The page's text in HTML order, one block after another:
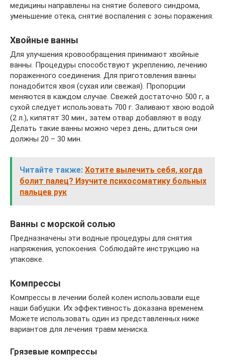
медицины направлены на снятие болевого синдрома,
уменьшение отека, снятие воспаления с зоны поражения.
Хвойные ванны
Для улучшения кровообращения принимают хвойные
ванны. Процедуры способствуют укреплению, лечению
пораженного соединения. Для приготовления ванны
понадобится хвоя (сухая или свежая). Пропорции
меняются в каждом случае. Свежей достаточно 500 г, а
сухой следует использовать 700 г. Заливают хвою водой
(2 л.), кипятят 30 мин., затем отвар добавляют в воду.
Делать такие ванны можно через день, длиться они
должны 20 – 30 мин.
Читайте также: Хотите вылечить себя, когда
болит палец? Изучите психосоматику больных
пальцев рук
Ванны с морской солью
Предназначены эти водные процедуры для снятия
напряжения, успокоения. Соблюдайте инструкцию на
упаковке.
Компрессы
Компрессы в лечении болей колен использовали еще
наши бабушки. Их эффективность доказана временем.
Можете использовать один из представленных ниже
вариантов для лечения травм мениска.
Грязевые компрессы